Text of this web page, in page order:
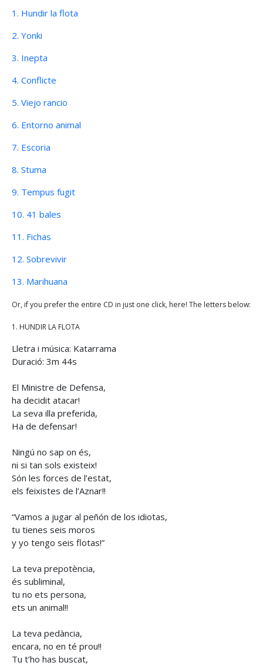
1. Hundir la flota
2. Yonki
3. Inepta
4. Conflicte
5. Viejo rancio
6. Entorno animal
7. Escoria
8. Stuma
9. Tempus fugit
10. 41 bales
11. Fichas
12. Sobrevivir
13. Marihuana
Or, if you prefer the entire CD in just one click, here! The letters below:
1. HUNDIR LA FLOTA
Lletra i música: Katarrama
Duració: 3m 44s
El Ministre de Defensa,
ha decidit atacar!
La seva illa preferida,
Ha de defensar!
Ningú no sap on és,
ni si tan sols existeix!
Són les forces de l’estat,
els feixistes de l’Aznar!!
“Vamos a jugar al peñón de los idiotas,
tu tienes seis moros
y yo tengo seis flotas!”
La teva prepotència,
és subliminal,
tu no ets persona,
ets un animal!!
La teva pedància,
encara, no en té prou!!
Tu t’ho has buscat,